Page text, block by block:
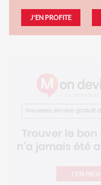
J'EN PROFITE